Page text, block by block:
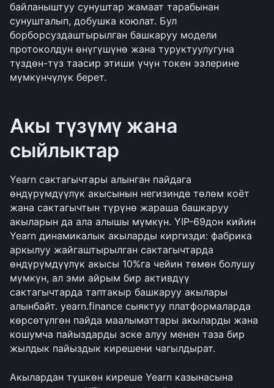
байланыштуу сунуштар жамаат тарабынан
сунушталып, добушка коюлат. Бул
борборсуздаштырылган башкаруу модели
протоколдун өнүгүшүнө жана туруктуулугуна
түздөн-түз таасир этиши үчүн токен ээлерине
мүмкүнчүлүк берет.
Акы түзүмү жана
сыйлыктар
Yearn сактагычтары алынган пайдага
өндүрүмдүүлүк акысынын негизинде төлөм коёт
жана сактагычтын түрүнө жараша башкаруу
акыларын да ала алышы мүмкүн. YIP-69дон кийин
Yearn динамикалык акыларды киргизди: фабрика
аркылуу жайгаштырылган сактагычтарда
өндүрүмдүүлүк акысы 10%га чейин төмөн болушу
мүмкүн, ал эми айрым бир активдүү
сактагычтарда таптакыр башкаруу акылары
алынбайт. yearn.finance сыяктуу платформаларда
көрсөтүлгөн пайда маалыматтары акыларды жана
кошумча пайыздарды эске алуу менен таза бир
жылдык пайыздык кирешени чагылдырат.
Акылардан түшкөн киреше Yearn казынасына